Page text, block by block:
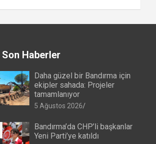
Son Haberler
Daha güzel bir Bandırma için
ekipler sahada: Projeler
tamamlanıyor
5 Ağustos 2026
Bandırma’da CHP’li başkanlar
Yeni Parti’ye katıldı